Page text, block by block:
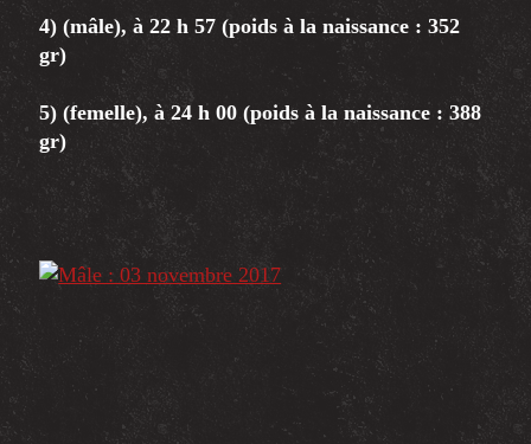
4) (mâle), à 22 h 57 (poids à la naissance : 352
gr)
5) (femelle), à 24 h 00 (poids à la naissance : 388
gr)